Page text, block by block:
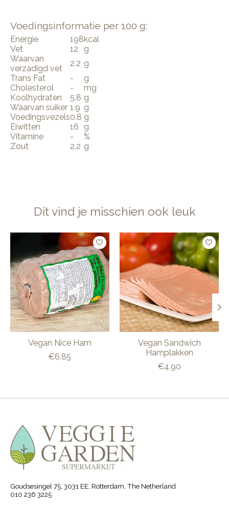
Voedingsinformatie per 100 g:
Energie 198kcal
Vet
12
g
Waarvan
verzadigd vet
2.2 g
Trans Fat
-
g
Cholesterol
-
mg
Koolhydraten
5.8 g
Waarvan suiker 1.9 g
Voedingsvezels0.8 g
Eiwitten
16
g
Vitamine
-
%
Zout
2.2 g
Dit vind je misschien ook leuk
Items van productcarrousel
Vegan Nice Ham
€6,85
Vegan Sandwich
Hamplakken
€4,90
Goudsesingel 75, 3031 EE, Rotterdam, The Netherland
010 236 3225